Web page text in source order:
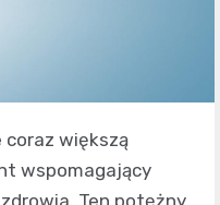
coraz większą
wspomagający
Ten potężny